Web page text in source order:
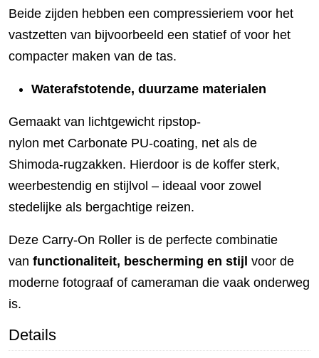
Beide zijden hebben een compressieriem voor het
vastzetten van bijvoorbeeld een statief of voor het
compacter maken van de tas.
Waterafstotende, duurzame materialen
Gemaakt van lichtgewicht ripstop-
nylon met Carbonate PU-coating, net als de
Shimoda-rugzakken. Hierdoor is de koffer sterk,
weerbestendig en stijlvol – ideaal voor zowel
stedelijke als bergachtige reizen.
Deze Carry-On Roller is de perfecte combinatie
van functionaliteit, bescherming en stijl voor de
moderne fotograaf of cameraman die vaak onderweg
is.
Details